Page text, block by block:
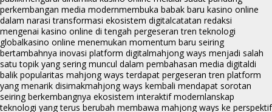
perkembangan media modernmembuka babak baru kasino online
dalam narasi transformasi ekosistem digitalcatatan redaksi
mengenai kasino online di tengah pergeseran tren teknologi
globalkasino online menemukan momentum baru seiring
bertambahnya inovasi platform digitalmahjong ways menjadi salah
satu topik yang sering muncul dalam pembahasan media digitaldi
balik popularitas mahjong ways terdapat pergeseran tren platform
yang menarik disimakmahjong ways kembali mendapat sorotan
seiring berkembangnya ekosistem interaktif modernlanskap
teknologi yang terus berubah membawa mahjong ways ke perspektif